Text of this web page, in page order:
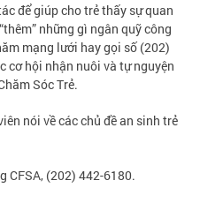
để giúp cho trẻ thấy sự quan
những gì ngân quỹ công
mạng lưới hay gọi số (202)
cơ hội nhận nuôi và tự nguyện
Sóc Trẻ.
nói về các chủ đề an sinh trẻ
CFSA, (202) 442-6180.